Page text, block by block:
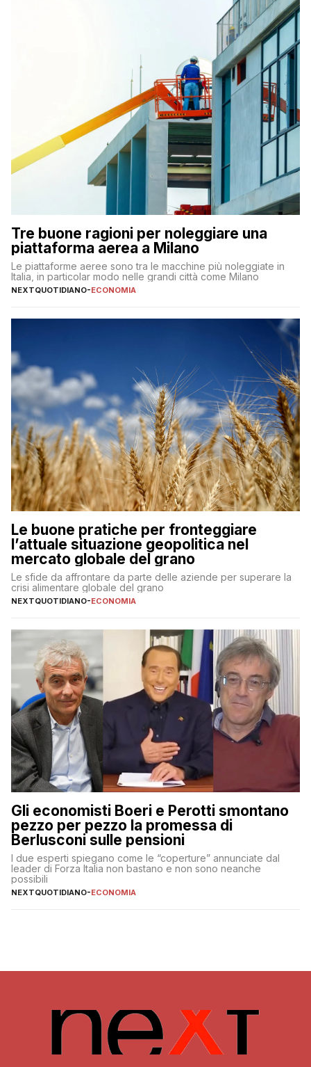
Tre buone ragioni per noleggiare una
piattaforma aerea a Milano
Le piattaforme aeree sono tra le macchine più noleggiate in
Italia, in particolar modo nelle grandi città come Milano
NEXTQUOTIDIANO-ECONOMIA
Le buone pratiche per fronteggiare
l’attuale situazione geopolitica nel
mercato globale del grano
Le sfide da affrontare da parte delle aziende per superare la
crisi alimentare globale del grano
NEXTQUOTIDIANO-ECONOMIA
Gli economisti Boeri e Perotti smontano
pezzo per pezzo la promessa di
Berlusconi sulle pensioni
I due esperti spiegano come le “coperture” annunciate dal
leader di Forza Italia non bastano e non sono neanche
possibili
NEXTQUOTIDIANO-ECONOMIA